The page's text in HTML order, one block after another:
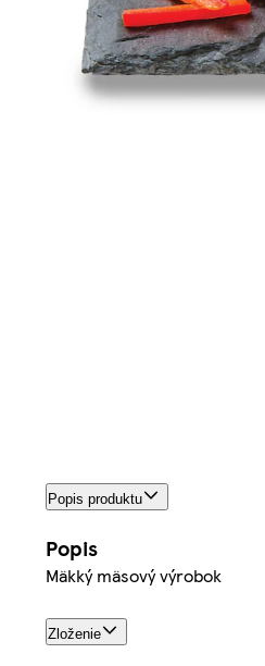
Popis produktu
Popis
Mäkký mäsový výrobok
Zloženie